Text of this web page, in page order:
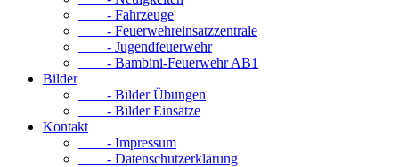
- Fahrzeuge
- Feuerwehreinsatzzentrale
- Jugendfeuerwehr
- Bambini-Feuerwehr AB1
Bilder
- Bilder Übungen
- Bilder Einsätze
Kontakt
- Impressum
- Datenschutzerklärung